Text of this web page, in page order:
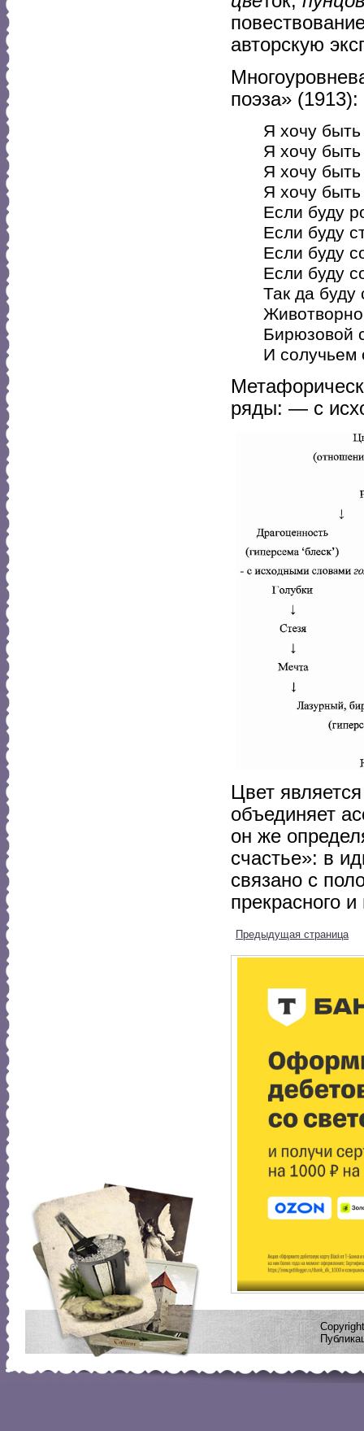
авторскую
поэза» (1913):
Я хочу
Я хочу быть
Я хочу
Я хочу
Если буду
Если буду
Если буду
Если буду
Так да буду
Бирюзовой
И солучьем
ряды: — с
Цвет
объединяет
он же
счастье»: в
связано с
прекрасного
Предыдущая страница